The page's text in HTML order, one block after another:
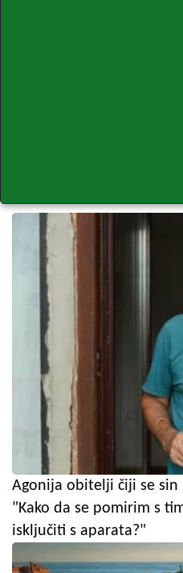
Agonija obitelji čiji se sin
"Kako da se pomirim s
isključiti s aparata?"